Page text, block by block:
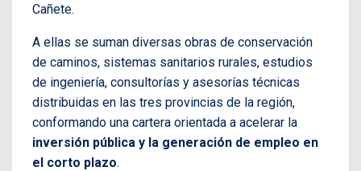
Cañete.
A ellas se suman diversas obras de conservación
de caminos, sistemas sanitarios rurales, estudios
de ingeniería, consultorías y asesorías técnicas
distribuidas en las tres provincias de la región,
conformando una cartera orientada a acelerar la
inversión pública y la generación de empleo en
el corto plazo.